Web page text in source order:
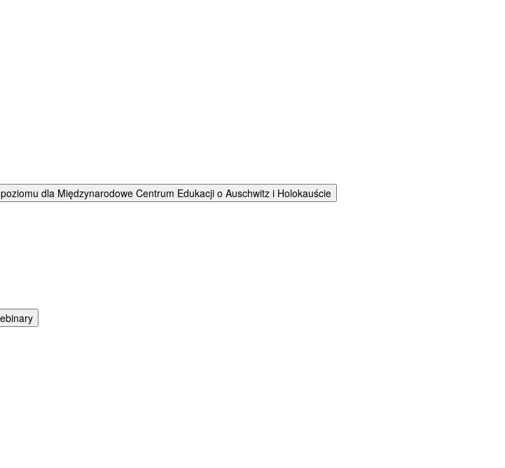
dla Międzynarodowe Centrum Edukacji o Auschwitz i Holokauście